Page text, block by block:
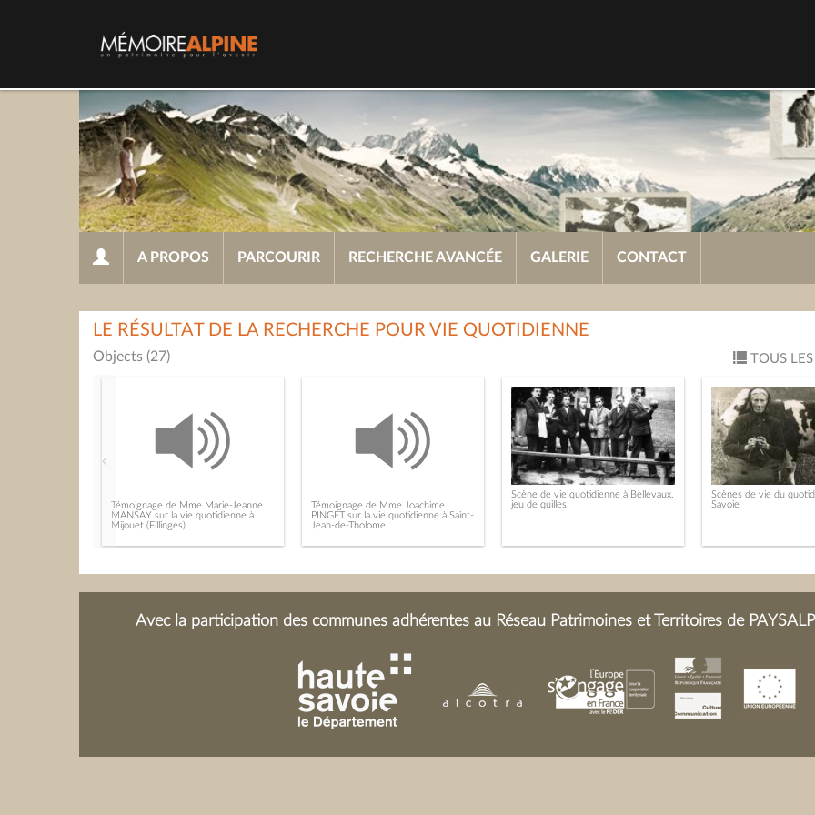
A PROPOS PARCOURIR RECHERCHE AVANCÉE GALERIE CONTACT
LE RÉSULTAT DE LA RECHERCHE POUR VIE QUOTIDIENNE
TOUS
Objects (27)
Témoignage de Mme Marie-Jeanne
MANSAY sur la vie quotidienne à
Mijouet (Fillinges)
Témoignage de Mme Joachime
PINGET sur la vie quotidienne à Saint-
Jean-de-Tholome
Scène de vie quotidienne à Bellevaux,
jeu de quilles
Scènes de vie du
Savoie
Avec la participation des communes adhérentes au Réseau Patrimoines et Territoires de